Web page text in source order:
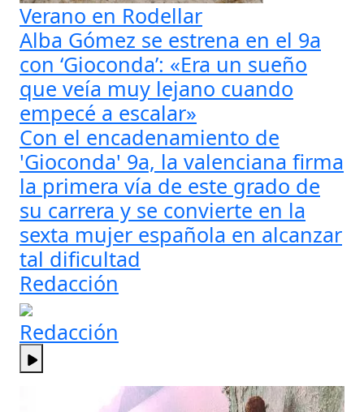
Verano en Rodellar
Alba Gómez se estrena en el 9a
con ‘Gioconda’: «Era un sueño
que veía muy lejano cuando
empecé a escalar»
Con el encadenamiento de
'Gioconda' 9a, la valenciana firma
la primera vía de este grado de
su carrera y se convierte en la
sexta mujer española en alcanzar
tal dificultad
Redacción
Redacción